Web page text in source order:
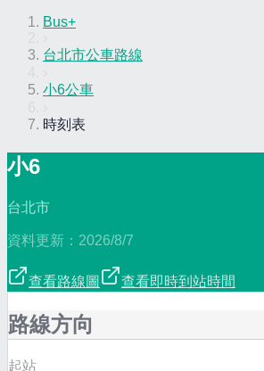
Bus+
台北市公車路線
小6公車
時刻表
小6
台北市
資料更新： 2026/8/7
查看路線圖 查看即時到站時間
路線方向
起站